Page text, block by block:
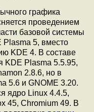
графика
проведением
базовой системы
Plasma 5, вместо
KDE 4. В составе
KDE Plasma 5.5.95,
2.8.6, но в
5.6 и GNOME 3.20.
ядро Linux 4.4.5,
45, Chromium 49. В